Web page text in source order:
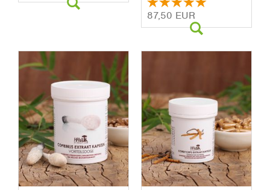
87,50 EUR